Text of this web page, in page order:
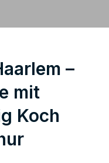
–
mit
Koch